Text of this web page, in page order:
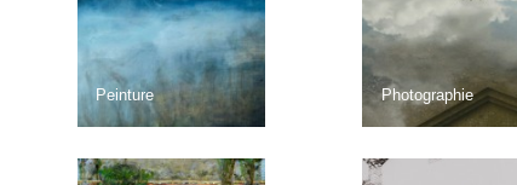
Peinture Photographie